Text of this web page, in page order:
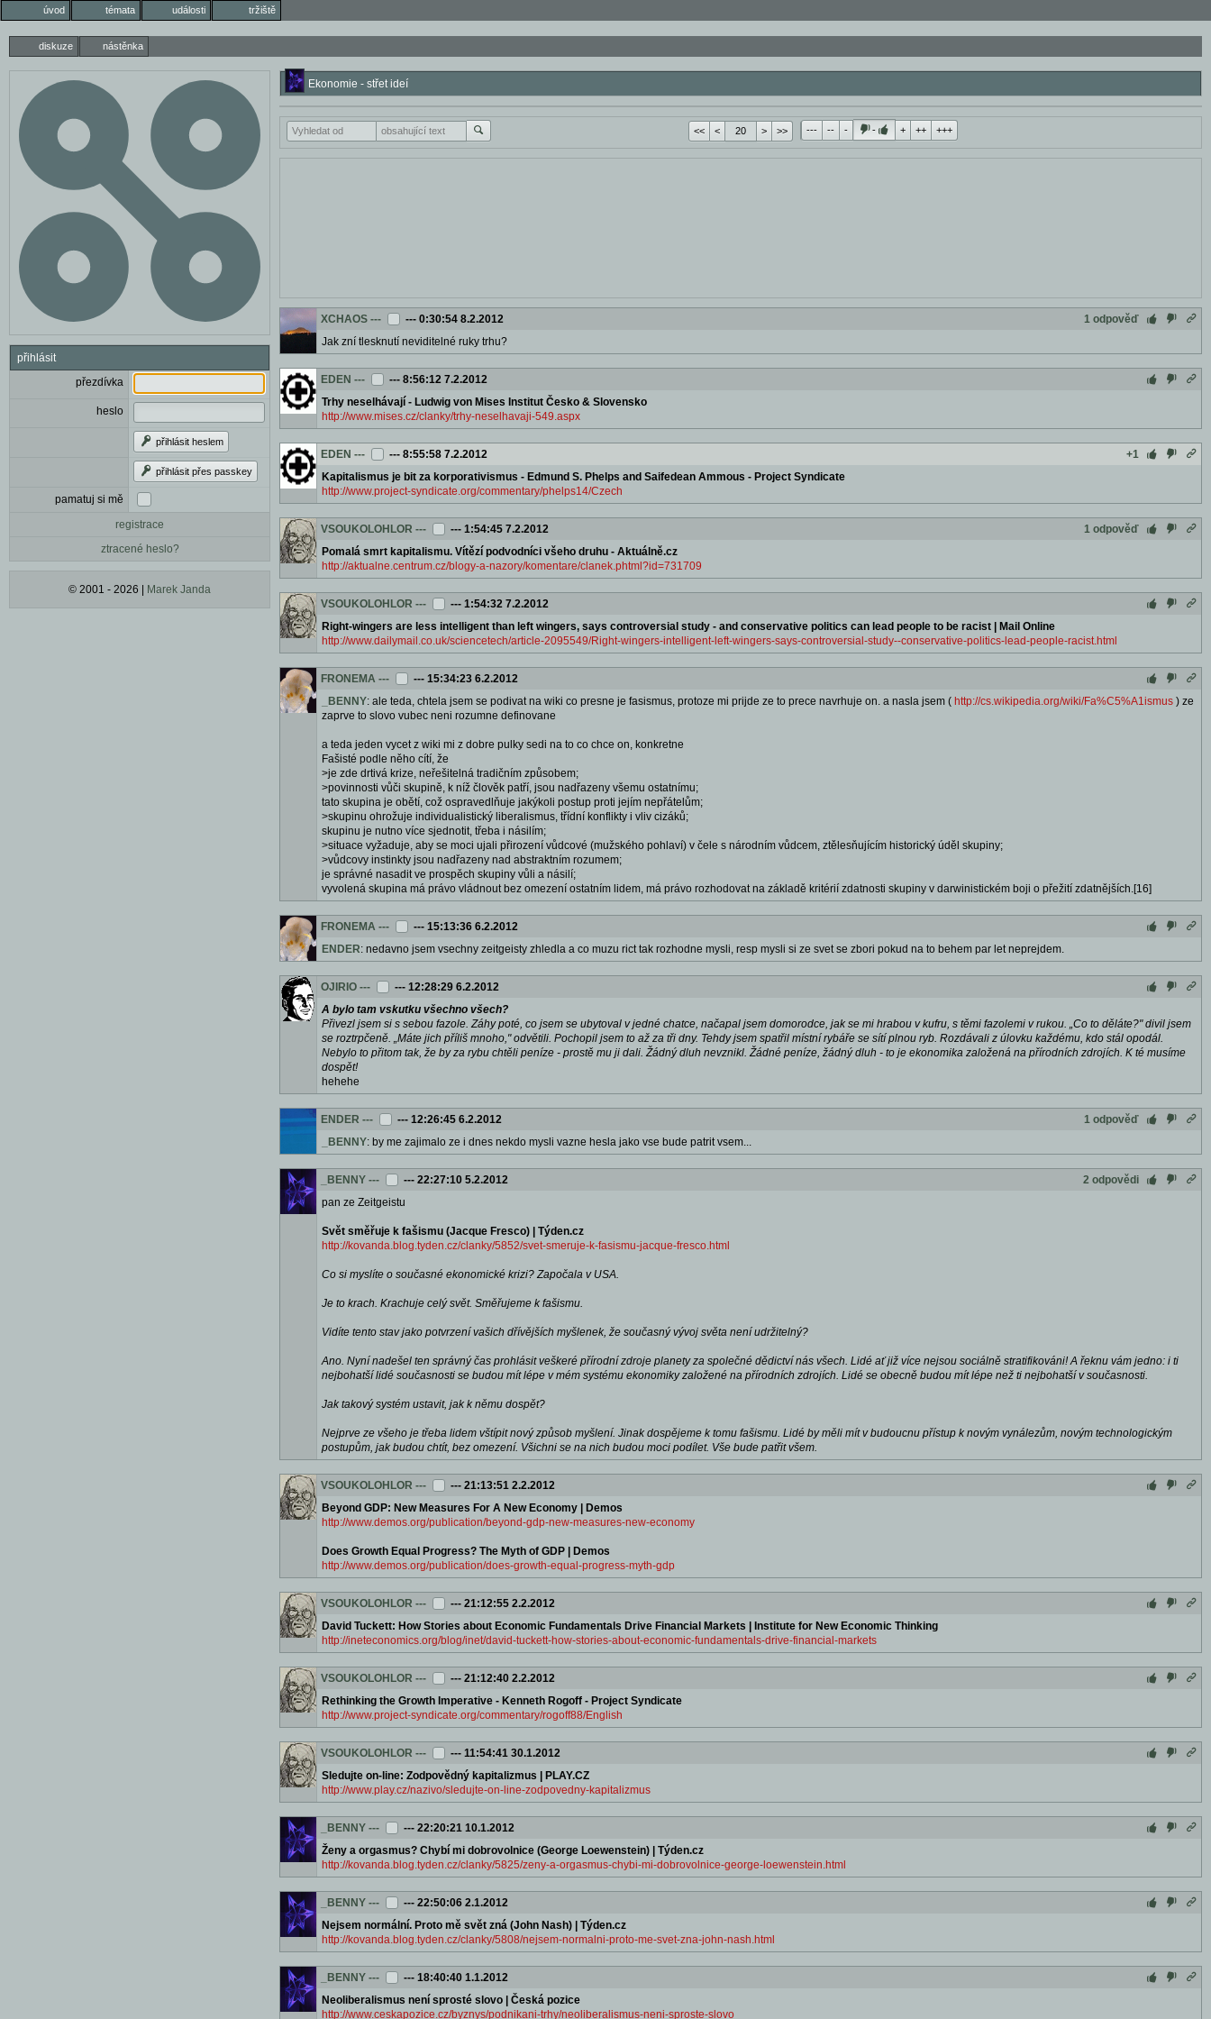
úvod témata události tržiště
diskuze nástěnka
přihlásit
přezdívka
heslo
přihlásit heslem
přihlásit přes passkey
pamatuj si mě
registrace
ztracené heslo?
© 2001 - 2026 | Marek Janda
Ekonomie - střet ideí
<< < > >> --- -- - - + ++ +++
XCHAOS --- --- 0:30:54 8.2.2012
1 odpověď
Jak zní tlesknutí neviditelné ruky trhu?
EDEN --- --- 8:56:12 7.2.2012
Trhy neselhávají - Ludwig von Mises Institut Česko & Slovensko
http://www.mises.cz/clanky/trhy-neselhavaji-549.aspx
EDEN --- --- 8:55:58 7.2.2012
+1
Kapitalismus je bit za korporativismus - Edmund S. Phelps and Saifedean Ammous - Project Syndicate
http://www.project-syndicate.org/commentary/phelps14/Czech
VSOUKOLOHLOR --- --- 1:54:45 7.2.2012
1 odpověď
Pomalá smrt kapitalismu. Vítězí podvodníci všeho druhu - Aktuálně.cz
http://aktualne.centrum.cz/blogy-a-nazory/komentare/clanek.phtml?id=731709
VSOUKOLOHLOR --- --- 1:54:32 7.2.2012
Right-wingers are less intelligent than left wingers, says controversial study - and conservative politics can lead people to be racist | Mail Online
http://www.dailymail.co.uk/sciencetech/article-2095549/Right-wingers-intelligent-left-wingers-says-controversial-study--conservative-politics-lead-people-racist.html
FRONEMA --- --- 15:34:23 6.2.2012
_BENNY: ale teda, chtela jsem se podivat na wiki co presne je fasismus, protoze mi prijde ze to prece navrhuje on. a nasla jsem ( http://cs.wikipedia.org/wiki/Fa%C5%A1ismus ) ze
zaprve to slovo vubec neni rozumne definovane
a teda jeden vycet z wiki mi z dobre pulky sedi na to co chce on, konkretne
Fašisté podle něho cítí, že
>je zde drtivá krize, neřešitelná tradičním způsobem;
>povinnosti vůči skupině, k níž člověk patří, jsou nadřazeny všemu ostatnímu;
tato skupina je obětí, což ospravedlňuje jakýkoli postup proti jejím nepřátelům;
>skupinu ohrožuje individualistický liberalismus, třídní konflikty i vliv cizáků;
skupinu je nutno více sjednotit, třeba i násilím;
>situace vyžaduje, aby se moci ujali přirození vůdcové (mužského pohlaví) v čele s národním vůdcem, ztělesňujícím historický úděl skupiny;
>vůdcovy instinkty jsou nadřazeny nad abstraktním rozumem;
je správné nasadit ve prospěch skupiny vůli a násilí;
vyvolená skupina má právo vládnout bez omezení ostatním lidem, má právo rozhodovat na základě kritérií zdatnosti skupiny v darwinistickém boji o přežití zdatnějších.[16]
FRONEMA --- --- 15:13:36 6.2.2012
ENDER: nedavno jsem vsechny zeitgeisty zhledla a co muzu rict tak rozhodne mysli, resp mysli si ze svet se zbori pokud na to behem par let neprejdem.
OJIRIO --- --- 12:28:29 6.2.2012
A bylo tam vskutku všechno všech?
Přivezl jsem si s sebou fazole. Záhy poté, co jsem se ubytoval v jedné chatce, načapal jsem domorodce, jak se mi hrabou v kufru, s těmi fazolemi v rukou. „Co to děláte?" divil jsem
se roztrpčeně. „Máte jich příliš mnoho," odvětili. Pochopil jsem to až za tři dny. Tehdy jsem spatřil místní rybáře se sítí plnou ryb. Rozdávali z úlovku každému, kdo stál opodál.
Nebylo to přitom tak, že by za rybu chtěli peníze - prostě mu ji dali. Žádný dluh nevznikl. Žádné peníze, žádný dluh - to je ekonomika založená na přírodních zdrojích. K té musíme
dospět!
hehehe
ENDER --- --- 12:26:45 6.2.2012
1 odpověď
_BENNY: by me zajimalo ze i dnes nekdo mysli vazne hesla jako vse bude patrit vsem...
_BENNY --- --- 22:27:10 5.2.2012
2 odpovědi
pan ze Zeitgeistu
Svět směřuje k fašismu (Jacque Fresco) | Týden.cz
http://kovanda.blog.tyden.cz/clanky/5852/svet-smeruje-k-fasismu-jacque-fresco.html
Co si myslíte o současné ekonomické krizi? Započala v USA.
Je to krach. Krachuje celý svět. Směřujeme k fašismu.
Vidíte tento stav jako potvrzení vašich dřívějších myšlenek, že současný vývoj světa není udržitelný?
Ano. Nyní nadešel ten správný čas prohlásit veškeré přírodní zdroje planety za společné dědictví nás všech. Lidé ať již více nejsou sociálně stratifikováni! A řeknu vám jedno: i ti
nejbohatší lidé současnosti se budou mít lépe v mém systému ekonomiky založené na přírodních zdrojích. Lidé se obecně budou mít lépe než ti nejbohatší v současnosti.
Jak takový systém ustavit, jak k němu dospět?
Nejprve ze všeho je třeba lidem vštípit nový způsob myšlení. Jinak dospějeme k tomu fašismu. Lidé by měli mít v budoucnu přístup k novým vynálezům, novým technologickým
postupům, jak budou chtít, bez omezení. Všichni se na nich budou moci podílet. Vše bude patřit všem.
VSOUKOLOHLOR --- --- 21:13:51 2.2.2012
Beyond GDP: New Measures For A New Economy | Demos
http://www.demos.org/publication/beyond-gdp-new-measures-new-economy
Does Growth Equal Progress? The Myth of GDP | Demos
http://www.demos.org/publication/does-growth-equal-progress-myth-gdp
VSOUKOLOHLOR --- --- 21:12:55 2.2.2012
David Tuckett: How Stories about Economic Fundamentals Drive Financial Markets | Institute for New Economic Thinking
http://ineteconomics.org/blog/inet/david-tuckett-how-stories-about-economic-fundamentals-drive-financial-markets
VSOUKOLOHLOR --- --- 21:12:40 2.2.2012
Rethinking the Growth Imperative - Kenneth Rogoff - Project Syndicate
http://www.project-syndicate.org/commentary/rogoff88/English
VSOUKOLOHLOR --- --- 11:54:41 30.1.2012
Sledujte on-line: Zodpovědný kapitalizmus | PLAY.CZ
http://www.play.cz/nazivo/sledujte-on-line-zodpovedny-kapitalizmus
_BENNY --- --- 22:20:21 10.1.2012
Ženy a orgasmus? Chybí mi dobrovolnice (George Loewenstein) | Týden.cz
http://kovanda.blog.tyden.cz/clanky/5825/zeny-a-orgasmus-chybi-mi-dobrovolnice-george-loewenstein.html
_BENNY --- --- 22:50:06 2.1.2012
Nejsem normální. Proto mě svět zná (John Nash) | Týden.cz
http://kovanda.blog.tyden.cz/clanky/5808/nejsem-normalni-proto-me-svet-zna-john-nash.html
_BENNY --- --- 18:40:40 1.1.2012
Neoliberalismus není sprosté slovo | Česká pozice
http://www.ceskapozice.cz/byznys/podnikani-trhy/neoliberalismus-neni-sproste-slovo